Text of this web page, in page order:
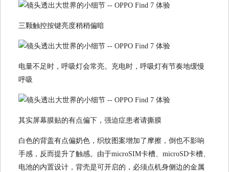
三颗触控按键亮度稍稍偏暗
电量不足时，呼吸灯会常亮。充电时，呼吸灯有节奏地缓慢
呼吸
其实屏幕膜贴的有点偏下，强迫症患者请撕膜
白色的背盖有点偏奶色，织纹图案增加了摩擦，倒也不影响
手感，反而提升了触感。由于microSIM卡槽、microSD卡槽、
电池的内置设计，背壳是可开启的，必须点机身侧边的金属